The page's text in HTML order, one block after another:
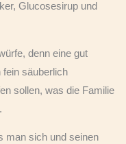
Glucosesirup und
denn eine gut
fein säuberlich
sollen, was die Familie
man sich und seinen